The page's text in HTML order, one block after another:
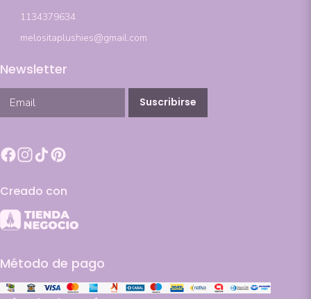
1134379634
melositaplushies@gmail.com
Newsletter
Suscribirse
Creado con
Método de pago